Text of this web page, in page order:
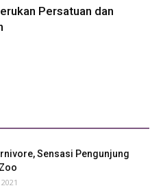
Persatuan dan
Sensasi Pengunjung